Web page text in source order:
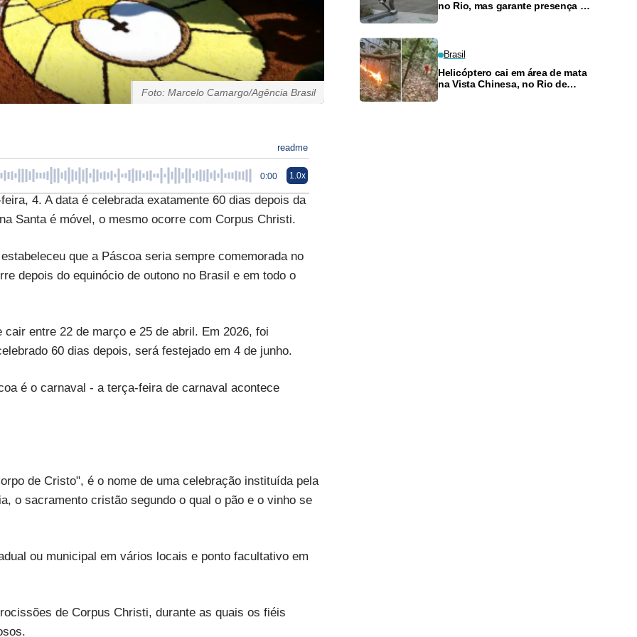
Foto: Marcelo Camargo/Agência Brasil
readme
0:00 1.0x
4. A data é celebrada exatamente 60 dias depois da
Santa é móvel, o mesmo ocorre com Corpus Christi.
que a Páscoa seria sempre comemorada no
depois do equinócio de outono no Brasil e em todo o
entre 22 de março e 25 de abril. Em 2026, foi
60 dias depois, será festejado em 4 de junho.
é o carnaval - a terça-feira de carnaval acontece
de Cristo", é o nome de uma celebração instituída pela
o sacramento cristão segundo o qual o pão e o vinho se
ou municipal em vários locais e ponto facultativo em
de Corpus Christi, durante as quais os fiéis
no Rio, mas garante presença no
Brasil
Helicóptero cai em área de mata
na Vista Chinesa, no Rio de